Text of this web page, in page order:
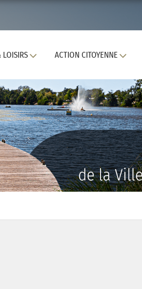
ACTION CITOYENNE